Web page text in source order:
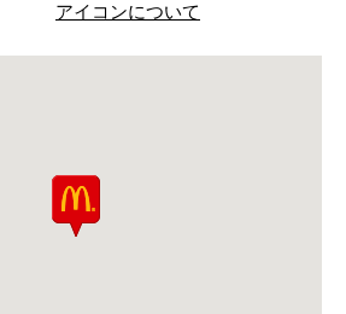
アイコンについて